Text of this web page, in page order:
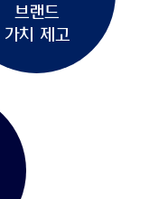
브랜드
가치 제고